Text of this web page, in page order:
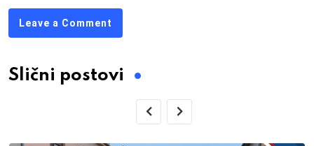
Leave a Comment
Slični postovi